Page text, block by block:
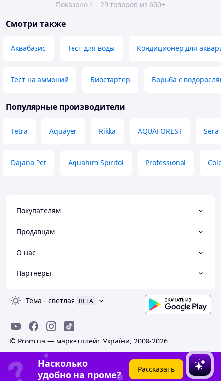
Показано 1 - 29 товаров из 600+
Смотри также
Аквабазис Тест для воды Кондиционер для
Тест на аммоний Биостартер Борьба с
Популярные производители
Tetra Aquayer Rikka AQUAFOREST Sera
Dajana Pet Aquahim Spiritol Professional
Покупателям
Продавцам
О нас
Партнеры
Тема - светлая BETA
© Prom.ua — маркетплейс України, 2008-2026
Насколько
удобно на проме?
Рассказать